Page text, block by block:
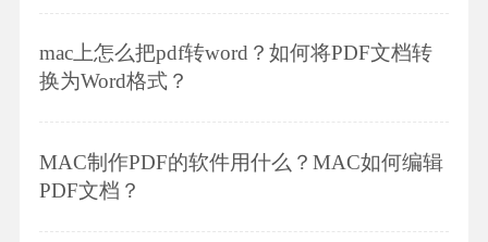
mac上怎么把pdf转word？如何将PDF文档转
换为Word格式？
MAC制作PDF的软件用什么？MAC如何编辑
PDF文档？